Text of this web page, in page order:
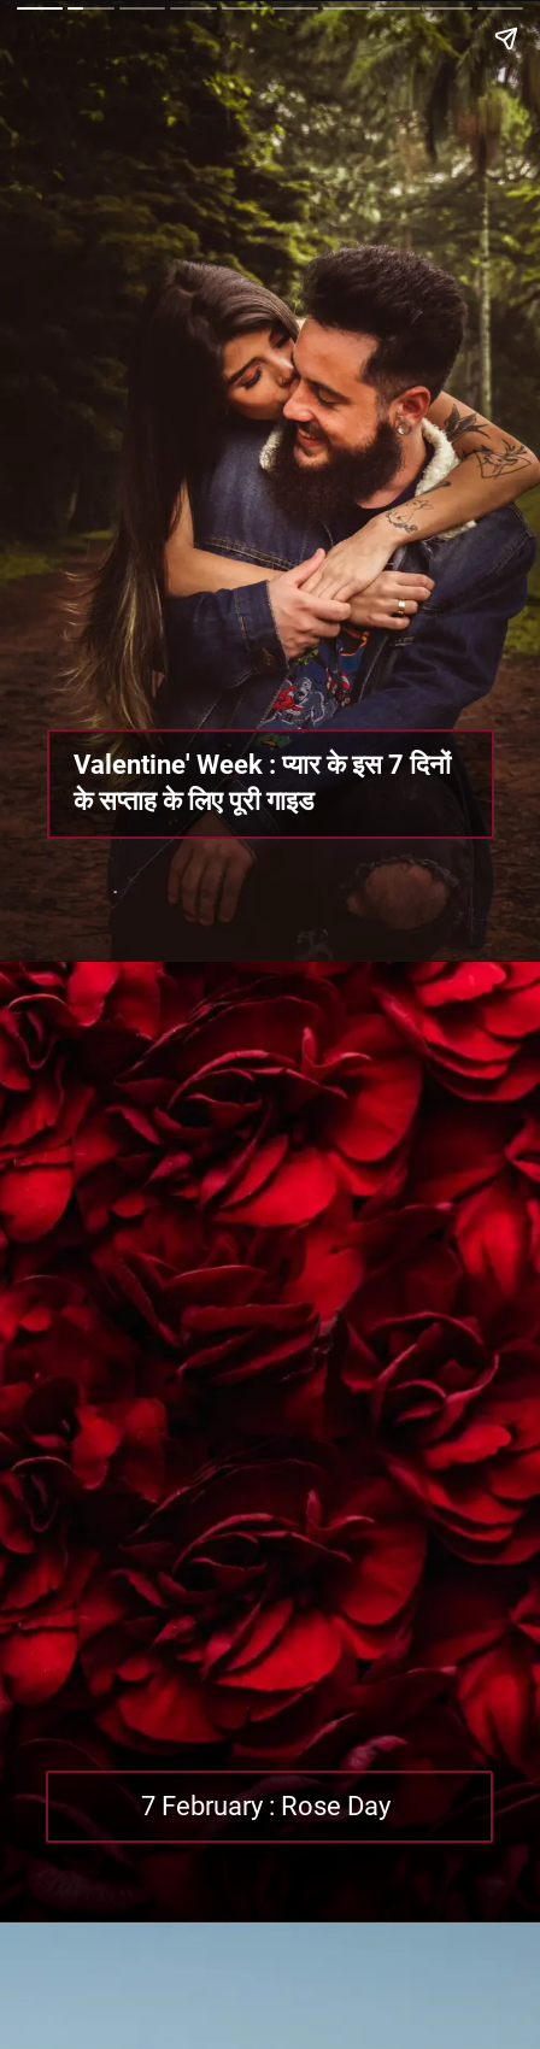
Valentine' Week : प्यार के इस 7 दिनों
के सप्ताह के लिए पूरी गाइड
7 February : Rose Day